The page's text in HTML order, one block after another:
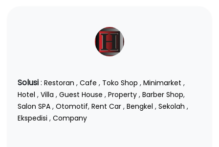
Solusi: Restoran , Cafe , Toko Shop , Minimarket ,
Hotel , Villa , Guest House , Property , Barber Shop,
Salon SPA , Otomotif, Rent Car , Bengkel , Sekolah ,
Ekspedisi , Company